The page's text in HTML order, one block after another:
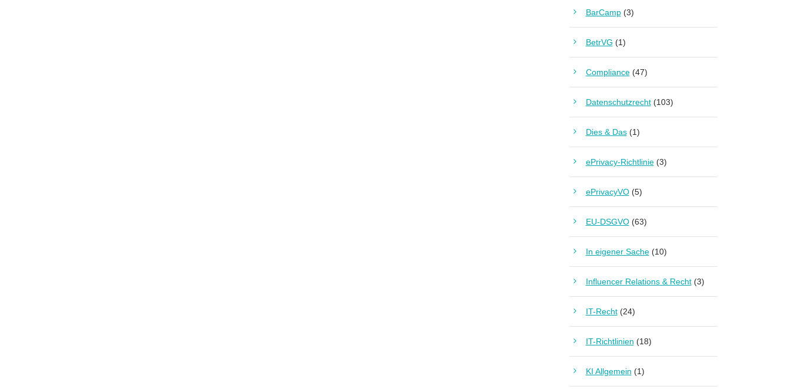
BarCamp(3)
BetrVG (1)
Compliance(47)
Datenschutzrecht(103)
Dies & Das(1)
ePrivacy-Richtlinie(3)
ePrivacyVO(5)
EU-DSGVO(63)
In eigener Sache(10)
Influencer Relations & Recht(3)
IT-Recht(24)
IT-Richtlinien (18)
KI Allgemein (1)